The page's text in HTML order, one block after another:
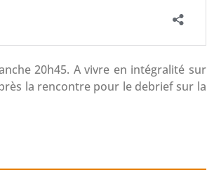
20h45. A vivre en intégralité sur
la rencontre pour le debrief sur la